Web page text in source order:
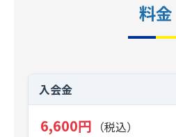
料金
入会金
6,600円 （税込）